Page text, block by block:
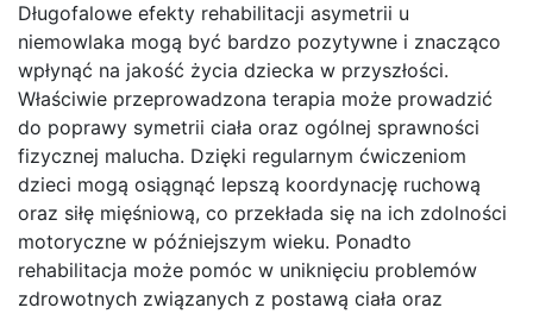
Długofalowe efekty rehabilitacji asymetrii u
niemowlaka mogą być bardzo pozytywne i znacząco
wpłynąć na jakość życia dziecka w przyszłości.
Właściwie przeprowadzona terapia może prowadzić
do poprawy symetrii ciała oraz ogólnej sprawności
fizycznej malucha. Dzięki regularnym ćwiczeniom
dzieci mogą osiągnąć lepszą koordynację ruchową
oraz siłę mięśniową, co przekłada się na ich zdolności
motoryczne w późniejszym wieku. Ponadto
rehabilitacja może pomóc w uniknięciu problemów
zdrowotnych związanych z postawą ciała oraz